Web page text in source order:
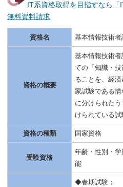
IT系資格取得を目指すなら「
無料資料請求
資格名 基本情報技術者
資格の概要
基本情報技術
ての「知識・
ることを、経
家試験である
に分けられた
けられている試
資格の種類 国家資格
受験資格
年齢・性別・
能
◆春期試験：